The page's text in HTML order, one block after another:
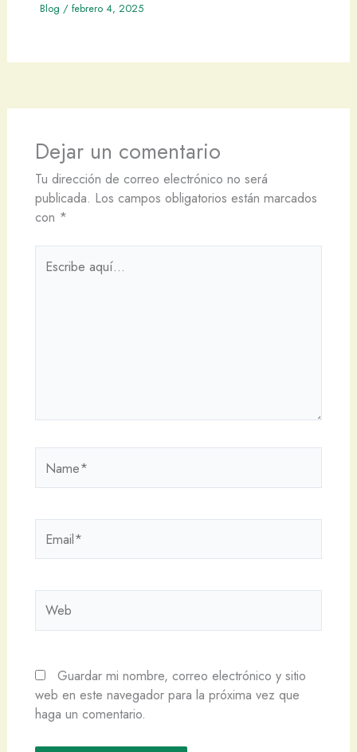
Blog / febrero 4, 2025
Dejar un comentario
Tu dirección de correo electrónico no será
publicada. Los campos obligatorios están marcados
con *
aquí...
Guardar mi nombre, correo electrónico y sitio
web en este navegador para la próxima vez que
haga un comentario.